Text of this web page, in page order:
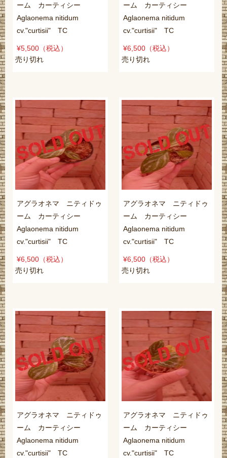
ーム カーティシー
Aglaonema nitidum
cv."curtisii" TC
¥5,500 （税込）
売り切れ
ーム カーティシー
Aglaonema nitidum
cv."curtisii" TC
¥6,500 （税込）
売り切れ
アグラオネマ ニティドゥ
ーム カーティシー
Aglaonema nitidum
cv."curtisii" TC
¥6,500 （税込）
売り切れ
アグラオネマ ニティドゥ
ーム カーティシー
Aglaonema nitidum
cv."curtisii" TC
¥6,500 （税込）
売り切れ
アグラオネマ ニティドゥ
ーム カーティシー
Aglaonema nitidum
cv."curtisii" TC
アグラオネマ ニティドゥ
ーム カーティシー
Aglaonema nitidum
cv."curtisii" TC